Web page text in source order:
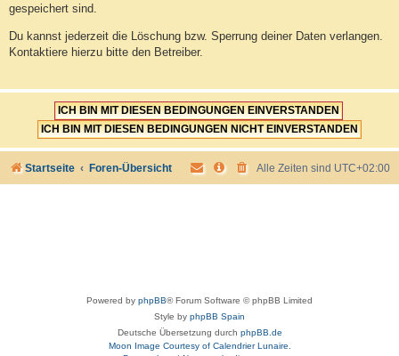
gespeichert sind.
Du kannst jederzeit die Löschung bzw. Sperrung deiner Daten verlangen.
Kontaktiere hierzu bitte den Betreiber.
Startseite Foren-Übersicht Alle Zeiten sind UTC+02:00
Powered by phpBB® Forum Software © phpBB Limited
Style by phpBB Spain
Deutsche Übersetzung durch phpBB.de
Moon Image Courtesy of Calendrier Lunaire.